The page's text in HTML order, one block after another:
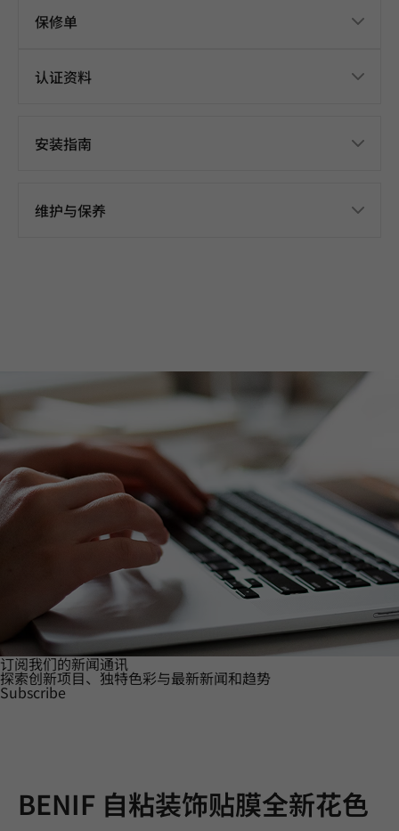
保修单
认证资料
安装指南
维护与保养
订阅我们的新闻通讯
探索创新项目、独特色彩与最新新闻和趋势
Subscribe
BENIF 自粘装饰贴膜全新花色